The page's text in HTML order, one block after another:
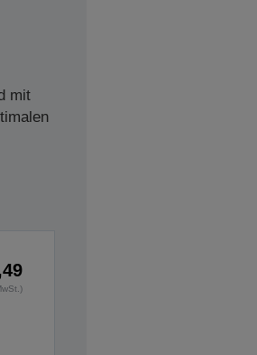
mit